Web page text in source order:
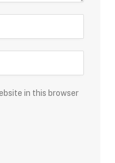
in this browser